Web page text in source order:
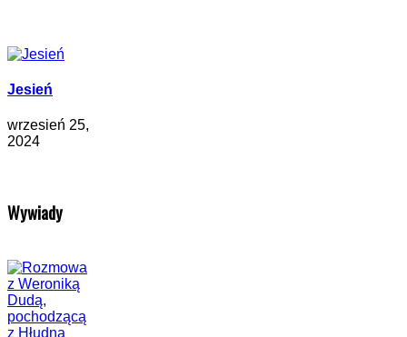
Jesień
wrzesień 25,
2024
Wywiady